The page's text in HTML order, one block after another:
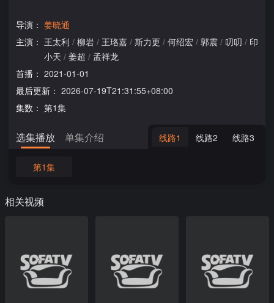
导演： 姜晓通
主演： 王太利 / 柳岩 / 王珞嘉 / 斯力更 / 何绍宏 / 郭震 / 叨叨 / 印
小天 / 姜超 / 孟祥龙
首播： 2021-01-01
最后更新： 2026-07-19T21:31:55+08:00
集数： 第1集
选集播放 单集介绍 线路1 线路2 线路3
第1集
相关视频